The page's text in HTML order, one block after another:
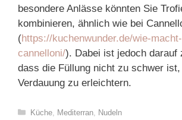
besondere Anlässe könnten Sie
kombinieren, ähnlich wie bei
(https://kuchenwunder.de/wie-
cannelloni/). Dabei ist jedoch darauf
dass die Füllung nicht zu schwer
Verdauung zu erleichtern.
Categories
Küche, Mediterran, Nudeln